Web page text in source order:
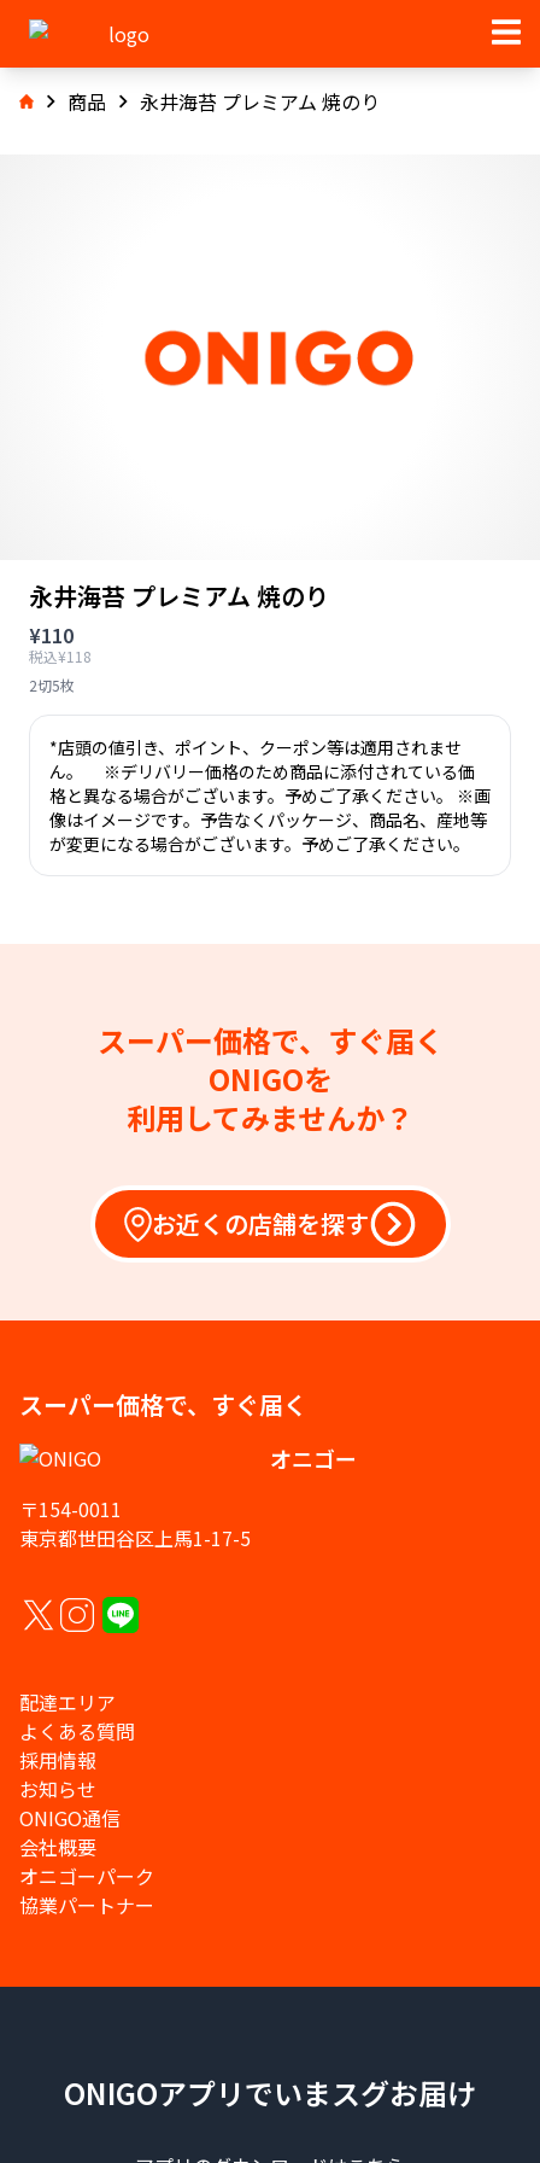
商品 永井海苔 プレミアム 焼のり
永井海苔 プレミアム 焼のり
¥110
税込¥118
2切5枚
*店頭の値引き、ポイント、クーポン等は適用されませ
ん。 ※デリバリー価格のため商品に添付されている価
格と異なる場合がございます。予めご了承ください。 ※画
像はイメージです。予告なくパッケージ、商品名、産地等
が変更になる場合がございます。予めご了承ください。
スーパー価格で、すぐ届く
ONIGOを
利用してみませんか？
お近くの店舗を探す
スーパー価格で、すぐ届く
オニゴー
〒154-0011
東京都世田谷区上馬1-17-5
配達エリア
よくある質問
採用情報
お知らせ
ONIGO通信
会社概要
オニゴーパーク
協業パートナー
ONIGOアプリでいまスグお届け